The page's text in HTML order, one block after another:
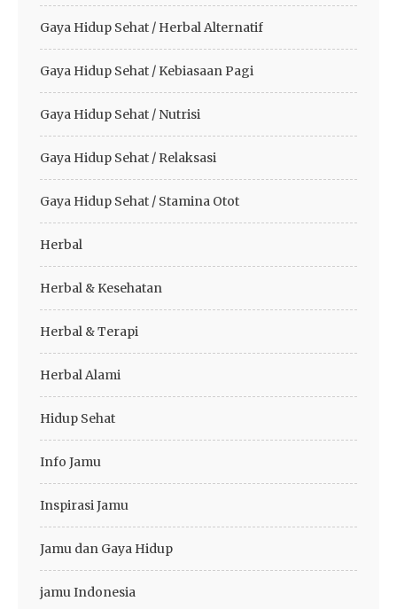
Gaya Hidup Sehat / Herbal Alternatif
Gaya Hidup Sehat / Kebiasaan Pagi
Gaya Hidup Sehat / Nutrisi
Gaya Hidup Sehat / Relaksasi
Gaya Hidup Sehat / Stamina Otot
Herbal
Herbal & Kesehatan
Herbal & Terapi
Herbal Alami
Hidup Sehat
Info Jamu
Inspirasi Jamu
Jamu dan Gaya Hidup
jamu Indonesia